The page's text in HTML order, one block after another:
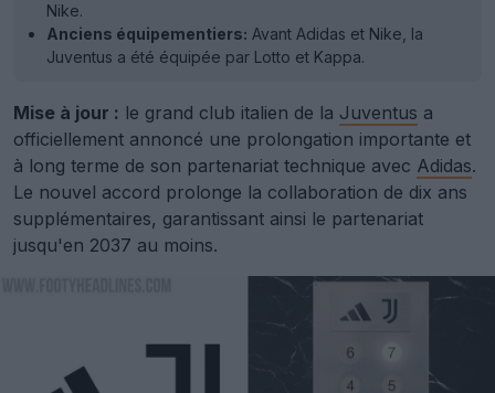
Nike.
Anciens équipementiers: Avant Adidas et Nike, la
Juventus a été équipée par Lotto et Kappa.
Mise à jour : le grand club italien de la Juventus a
officiellement annoncé une prolongation importante et
à long terme de son partenariat technique avec Adidas.
Le nouvel accord prolonge la collaboration de dix ans
supplémentaires, garantissant ainsi le partenariat
jusqu'en 2037 au moins.